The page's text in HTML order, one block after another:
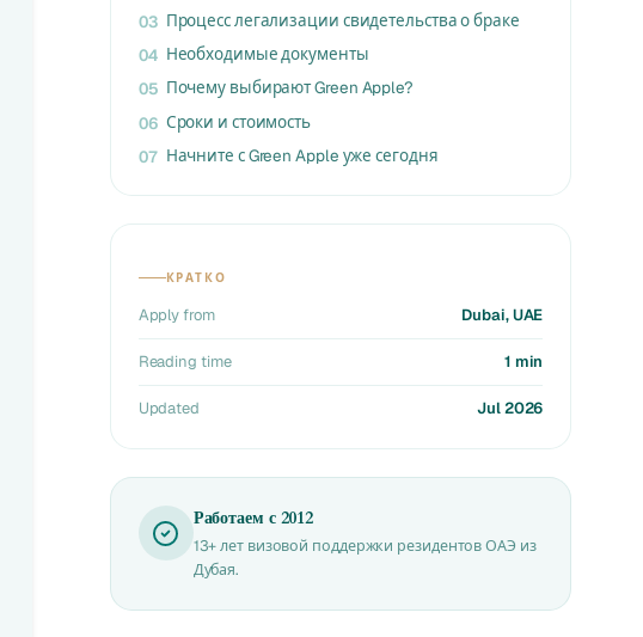
03 Процесс легализации свидетельства о браке
04 Необходимые документы
05 Почему выбирают Green Apple?
06 Сроки и стоимость
07 Начните с Green Apple уже сегодня
КРАТКО
Apply from Dubai, UAE
Reading time 1 min
Updated Jul 2026
Работаем с 2012
13+ лет визовой поддержки резидентов ОАЭ из
Дубая.